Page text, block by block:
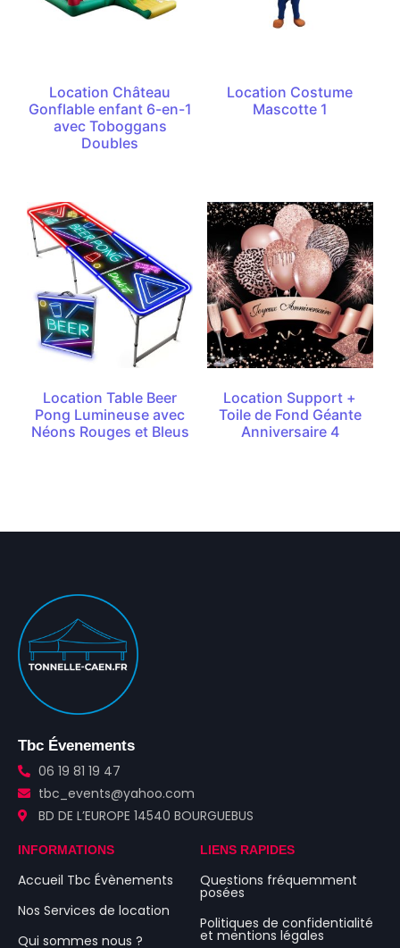
Location Château
Gonflable enfant 6-en-1
avec Toboggans
Doubles
Location Costume
Mascotte 1
Location Table Beer
Pong Lumineuse avec
Néons Rouges et Bleus
Location Support +
Toile de Fond Géante
Anniversaire 4
Tbc Évenements
06 19 81 19 47
tbc_events@yahoo.com
BD DE L’EUROPE 14540 BOURGUEBUS
INFORMATIONS
Accueil Tbc Évènements
Nos Services de location
Qui sommes nous ?
LIENS RAPIDES
Questions fréquemment
posées
Politiques de confidentialité
et mentions légales